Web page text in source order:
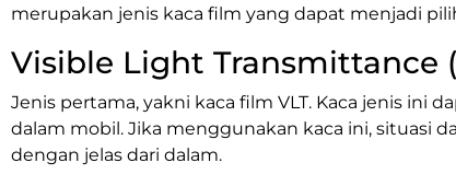
merupakan jenis kaca film yang dapat menjadi
Visible Light Transmittance
Jenis pertama, yakni kaca film VLT. Kaca jenis ini
dalam mobil. Jika menggunakan kaca ini, situasi
dengan jelas dari dalam.